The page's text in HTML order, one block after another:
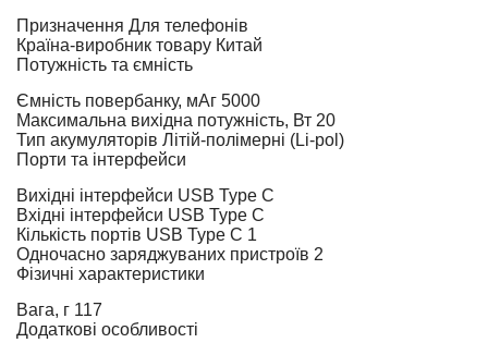
Призначення Для телефонів
Країна-виробник товару Китай
Потужність та ємність
Ємність повербанку, мАг 5000
Максимальна вихідна потужність, Вт 20
Тип акумуляторів Літій-полімерні (Li-pol)
Порти та інтерфейси
Вихідні інтерфейси USB Type C
Вхідні інтерфейси USB Type C
Кількість портів USB Type C 1
Одночасно заряджуваних пристроїв 2
Фізичні характеристики
Вага, г 117
Додаткові особливості